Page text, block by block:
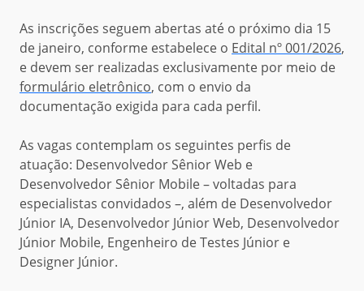
As inscrições seguem abertas até o próximo dia 15
de janeiro, conforme estabelece o Edital nº 001/2026,
e devem ser realizadas exclusivamente por meio de
formulário eletrônico, com o envio da
documentação exigida para cada perfil.
As vagas contemplam os seguintes perfis de
atuação: Desenvolvedor Sênior Web e
Desenvolvedor Sênior Mobile –voltadas para
especialistas convidados –, além de Desenvolvedor
Júnior IA, Desenvolvedor Júnior Web, Desenvolvedor
Júnior Mobile, Engenheiro de Testes Júnior e
Designer Júnior.